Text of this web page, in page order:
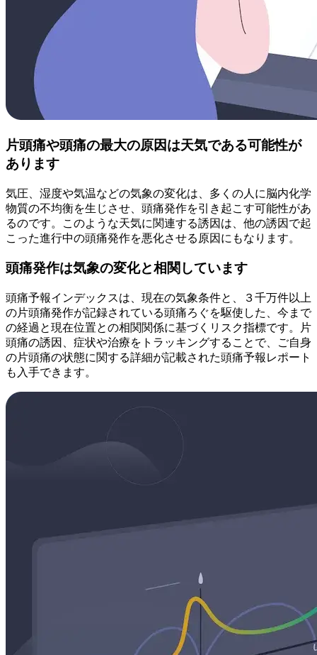
片頭痛や頭痛の最大の原因は天気である可能性が
あります
気圧、湿度や気温などの気象の変化は、多くの人に脳内化学
物質の不均衡を生じさせ、頭痛発作を引き起こす可能性があ
るのです。このような天気に関連する誘因は、他の誘因で起
こった進行中の頭痛発作を悪化させる原因にもなります。
頭痛発作は気象の変化と相関しています
頭痛予報インデックスは、現在の気象条件と、３千万件以上
の片頭痛発作が記録されている頭痛ろぐを駆使した、今まで
の経過と現在位置との相関関係に基づくリスク指標です。片
頭痛の誘因、症状や治療をトラッキングすることで、ご自身
の片頭痛の状態に関する詳細が記載された頭痛予報レポート
も入手できます。